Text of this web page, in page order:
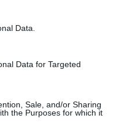
Data.
Data for Targeted
Sale, and/or Sharing
the Purposes for which it